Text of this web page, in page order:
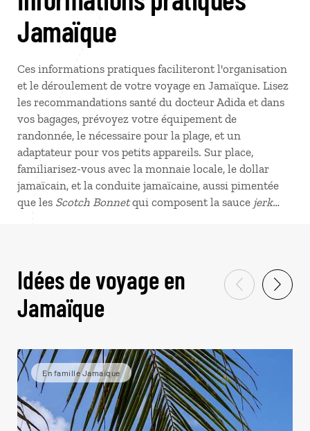
Jamaïque
Ces informations pratiques faciliteront l'organisation
et le déroulement de votre voyage en Jamaïque. Lisez
les recommandations santé du docteur Adida et dans
vos bagages, prévoyez votre équipement de
randonnée, le nécessaire pour la plage, et un
adaptateur pour vos petits appareils. Sur place,
familiarisez-vous avec la monnaie locale, le dollar
jamaïcain, et la conduite jamaïcaine, aussi pimentée
que les Scotch Bonnetqui composent la sauce jerk…
Idées de voyage en
Jamaïque
En famille Jamaïque